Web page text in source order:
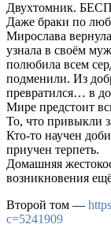
Двухтомник.
Даже браки по
Мирослава
узнала в своём
полюбила всем
подменили. Из
превратился… в
Мире предстоит
То, что привыкли
Кто-то научен
приучен терпеть.
Домашняя
возникновения
Второй том —
c=5241909